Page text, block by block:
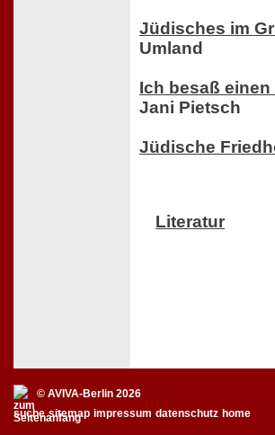
Jüdisches im
Umland
Ich besaß
Jani Pietsch
Jüdische
Literatur
© AVIVA-Berlin 2026
suche sitemap impressum datenschutz home